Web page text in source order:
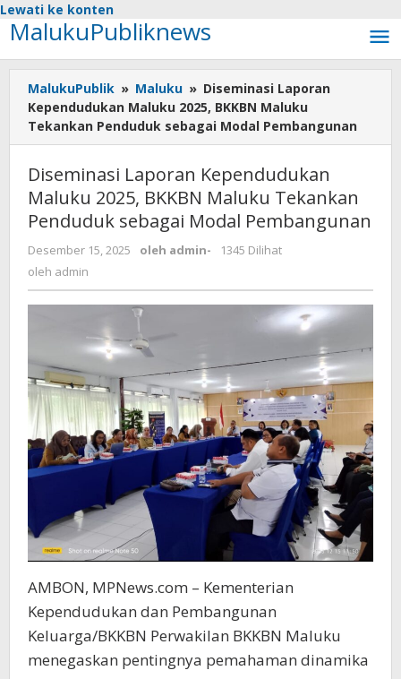
Lewati ke konten
MalukuPubliknews
MalukuPublik » Maluku » Diseminasi Laporan
Kependudukan Maluku 2025, BKKBN Maluku
Tekankan Penduduk sebagai Modal Pembangunan
Diseminasi Laporan Kependudukan
Maluku 2025, BKKBN Maluku Tekankan
Penduduk sebagai Modal Pembangunan
Desember 15, 2025 oleh admin-
1345 Dilihat
oleh admin
AMBON, MPNews.com – Kementerian
Kependudukan dan Pembangunan
Keluarga/BKKBN Perwakilan BKKBN Maluku
menegaskan pentingnya pemahaman dinamika